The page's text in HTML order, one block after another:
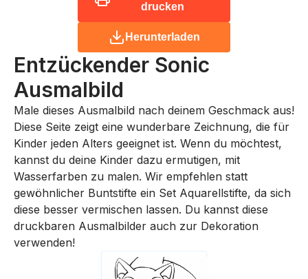
drucken
Herunterladen
Entzückender Sonic
Ausmalbild
Male dieses Ausmalbild nach deinem Geschmack aus!
Diese Seite zeigt eine wunderbare Zeichnung, die für
Kinder jeden Alters geeignet ist. Wenn du möchtest,
kannst du deine Kinder dazu ermutigen, mit
Wasserfarben zu malen. Wir empfehlen statt
gewöhnlicher Buntstifte ein Set Aquarellstifte, da sich
diese besser vermischen lassen. Du kannst diese
druckbaren Ausmalbilder auch zur Dekoration
verwenden!